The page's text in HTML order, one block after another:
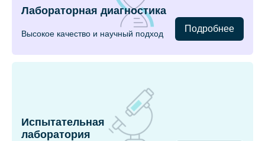
Лабораторная диагностика
Высокое качество и научный подход Подробнее
Испытательная
лаборатория